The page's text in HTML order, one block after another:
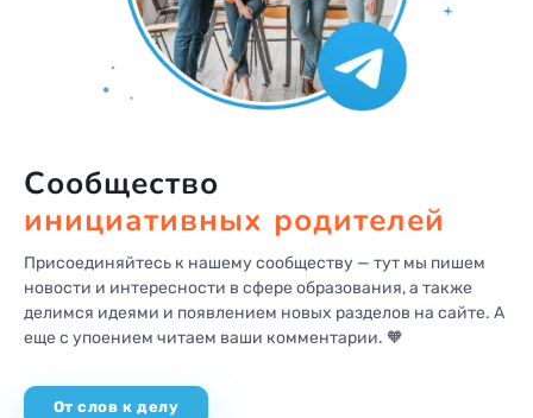
Сообщество
инициативных родителей
Присоединяйтесь к нашему сообществу — тут мы пишем
новости и интересности в сфере образования, а также
делимся идеями и появлением новых разделов на сайте. А
еще с упоением читаем ваши комментарии. 🧡
От слов к делу